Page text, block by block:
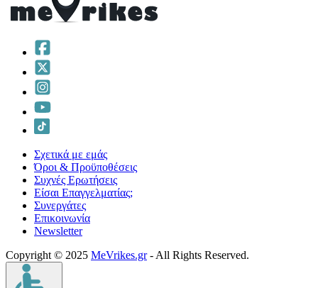
Σχετικά με εμάς
Όροι & Προϋποθέσεις
Συχνές Ερωτήσεις
Είσαι Επαγγελματίας;
Συνεργάτες
Επικοινωνία
Νewsletter
Copyright © 2025 MeVrikes.gr- All Rights Reserved.